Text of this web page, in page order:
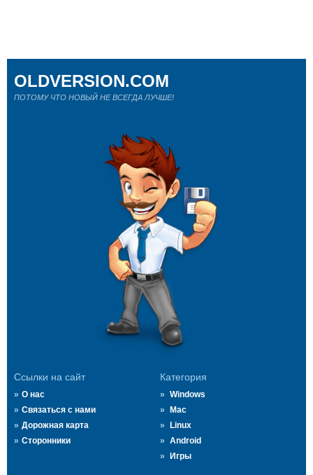
Ссылки на сайт
О нас
Связаться с нами
Дорожная карта
Сторонники
Категория
Windows
Mac
Linux
Android
Игры
OLDVERSION.COM
ПОТОМУ ЧТО НОВЫЙ НЕ ВСЕГДА ЛУЧШЕ!